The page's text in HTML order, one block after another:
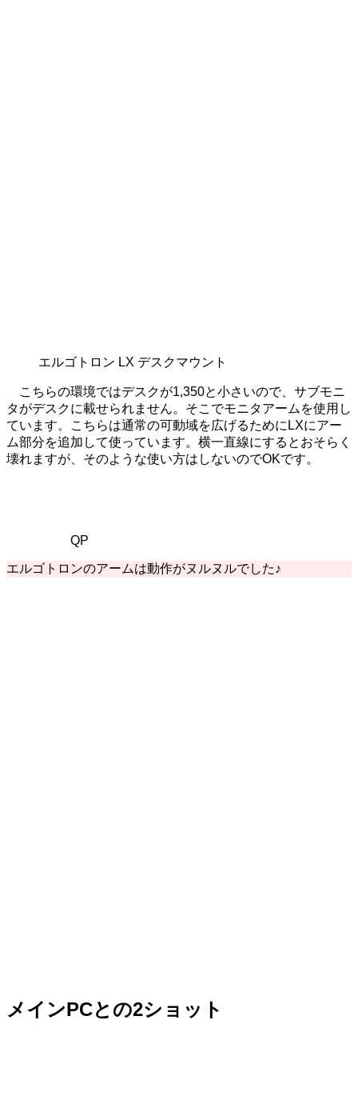
エルゴトロン LX デスクマウント
こちらの環境ではデスクが1,350と小さいので、サブモニ
タがデスクに載せられません。そこでモニタアームを使用し
ています。こちらは通常の可動域を広げるためにLXにアー
ム部分を追加して使っています。横一直線にするとおそらく
壊れますが、そのような使い方はしないのでOKです。
QP
エルゴトロンのアームは動作がヌルヌルでした♪
メインPCとの2ショット